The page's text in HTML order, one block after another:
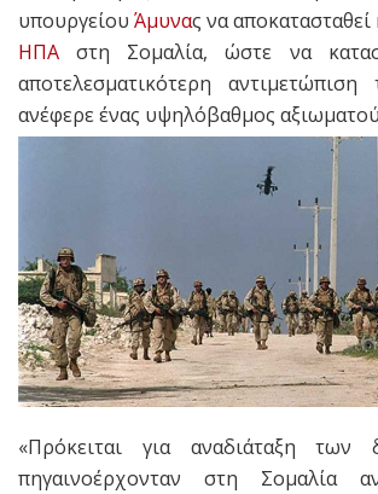
υπουργείου Άμυνας να
ΗΠΑ στη Σομαλία, ώστε να
αποτελεσματικότερη
ανέφερε ένας υψηλόβαθμος
«Πρόκειται για αναδιάταξη των
πηγαινοέρχονταν στη Σομαλία